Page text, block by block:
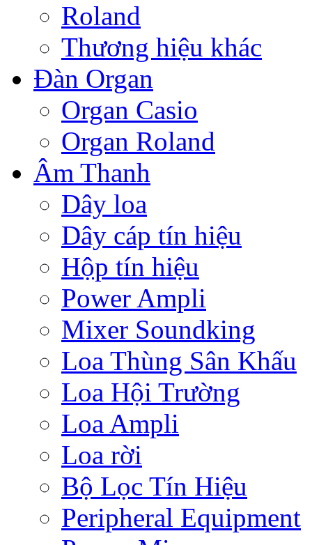
Roland
Thương hiệu khác
Đàn Organ
Organ Casio
Organ Roland
Âm Thanh
Dây loa
Dây cáp tín hiệu
Hộp tín hiệu
Power Ampli
Mixer Soundking
Loa Thùng Sân Khấu
Loa Hội Trường
Loa Ampli
Loa rời
Bộ Lọc Tín Hiệu
Peripheral Equipment